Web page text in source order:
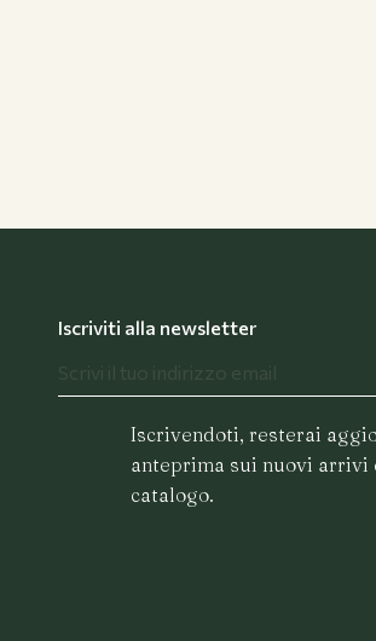
Iscriviti alla newsletter
Iscrivendoti, resterai
anteprima sui nuovi arrivi
catalogo.